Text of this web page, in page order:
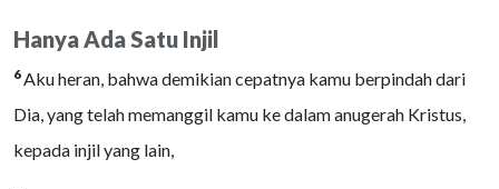
Hanya Ada Satu Injil
6Aku heran, bahwa demikian cepatnya kamu berpindah dari
Dia, yang telah memanggil kamu ke dalam anugerah Kristus,
kepada injil yang lain,